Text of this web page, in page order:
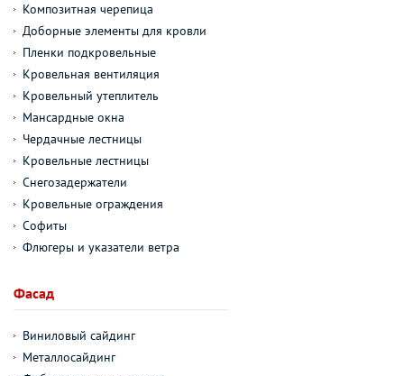
Композитная черепица
Доборные элементы для кровли
Пленки подкровельные
Кровельная вентиляция
Кровельный утеплитель
Мансардные окна
Чердачные лестницы
Кровельные лестницы
Снегозадержатели
Кровельные ограждения
Софиты
Флюгеры и указатели ветра
Фасад
Виниловый сайдинг
Металлосайдинг